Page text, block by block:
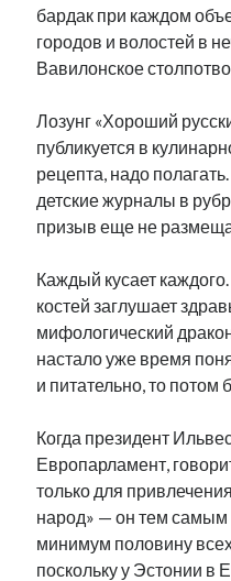
Метки
radio narva
ансиппиада
в поисках здравого смысла
евросоюз интервью
нацменьшинства
памятники парад клоунов
подкаст потеряны
рийгикогу россия
т.х. ильвес танк фотоотчет
эстония эстонский язык
бардак при каждом
городов и волостей в
Вавилонское
Лозунг «Хороший
публикуется в
рецепта, надо
детские журналы в
призыв еще не
Каждый кусает
костей заглушает
мифологический
настало уже время
и питательно, то потом
Когда президент
Европарламент,
только для
народ» — он тем
минимум половину
поскольку у Эстонии в